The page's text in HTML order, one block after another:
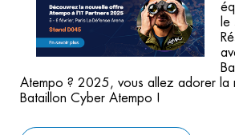
le
Atempo ? 2025, vous allez adorer la
Bataillon Cyber Atempo !